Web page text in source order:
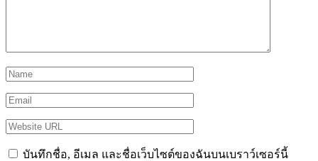
บันทึกชื่อ, อีเมล และชื่อเว็บไซต์ของฉันบนเบราว์เซอร์นี้